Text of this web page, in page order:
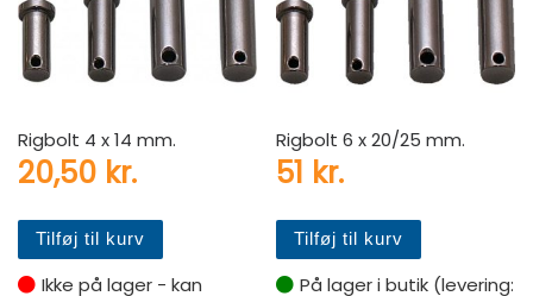
Rigbolt 4 x 14 mm.
20,50 kr.
Tilføj til kurv
Ikke på lager - kan
Rigbolt 6 x 20/25 mm.
51 kr.
Tilføj til kurv
På lager i butik (levering: